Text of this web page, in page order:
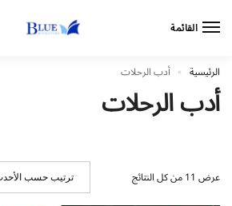
القائمة
الرئيسية » أدب الرحلات
أدب الرحلات
عرض ⁦11⁩ من كل النتائج